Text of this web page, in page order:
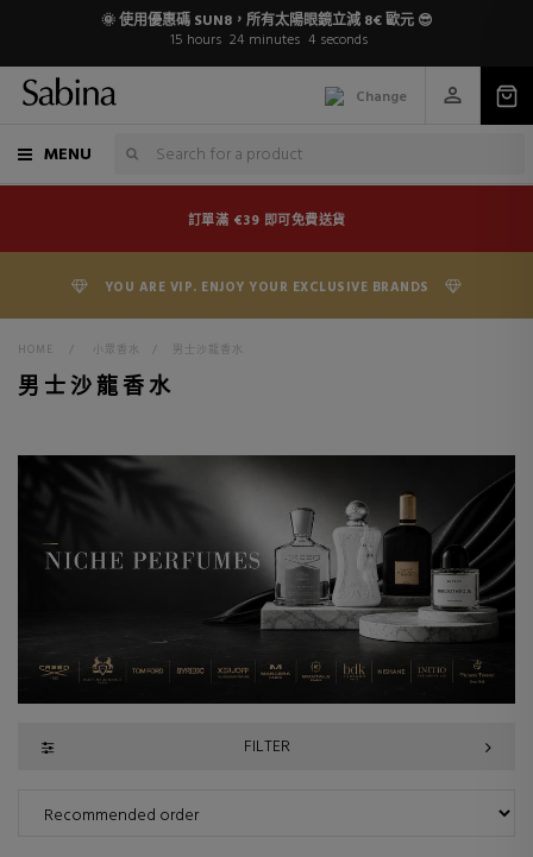
🌞 使用優惠碼 SUN8，所有太陽眼鏡立減 8€ 歐元 😎
15 hours 24 minutes 3 seconds
Change
MENU
訂單滿 €39 即可免費送貨
YOU ARE VIP. ENJOY YOUR EXCLUSIVE BRANDS
HOME > 小眾香水 > 男士沙龍香水
男士沙龍香水
FILTER